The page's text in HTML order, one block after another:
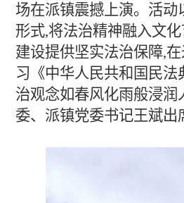
场在派镇震撼上演。活动
形式,将法治精神融入文
建设提供坚实法治保障,
习《中华人民共和国民法
治观念如春风化雨般浸润
委、派镇党委书记王斌出